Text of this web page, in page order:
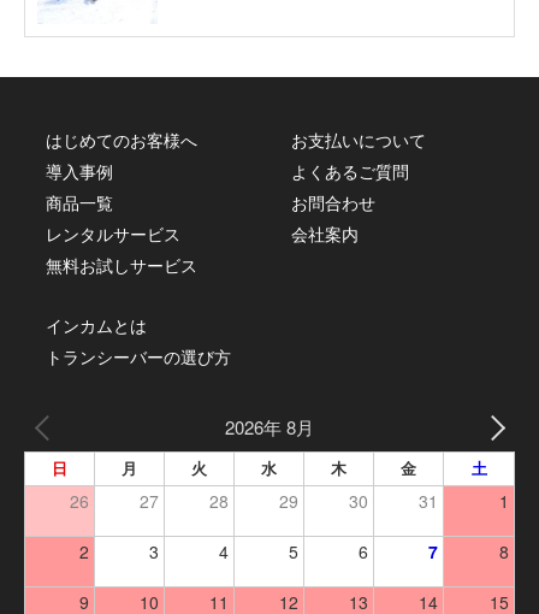
はじめてのお客様へ
導入事例
商品一覧
レンタルサービス
無料お試しサービス
お支払いについて
よくあるご質問
お問合わせ
会社案内
インカムとは
トランシーバーの選び方
2026年 8月
日 月 火 水 木 金 土
26 27 28 29 30 31 1
2 3 4 5 6 7 8
9 10 11 12 13 14 15